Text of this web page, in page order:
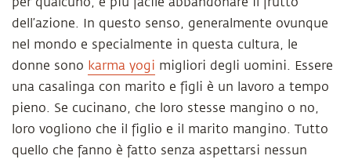
dell’azione. In questo senso, generalmente ovunque
nel mondo e specialmente in questa cultura, le
donne sono karma yogi migliori degli uomini. Essere
una casalinga con marito e figli è un lavoro a tempo
pieno. Se cucinano, che loro stesse mangino o no,
loro vogliono che il figlio e il marito mangino. Tutto
quello che fanno è fatto senza aspettarsi nessun